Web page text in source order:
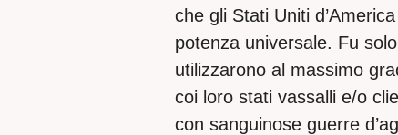
che gli Stati Uniti
potenza universale. Fu
utilizzarono al massimo
coi loro stati vassalli e/o
con sanguinose guerre